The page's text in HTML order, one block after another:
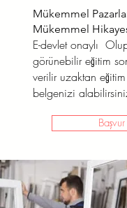
Mükemmel
Mükemmel
E-devlet onaylı
görünebilir eğitim
verilir uzaktan
belgenizi
Başvur